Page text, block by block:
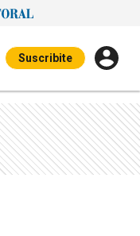
Suscribite